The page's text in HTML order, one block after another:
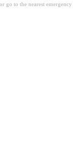
go to the nearest emergency